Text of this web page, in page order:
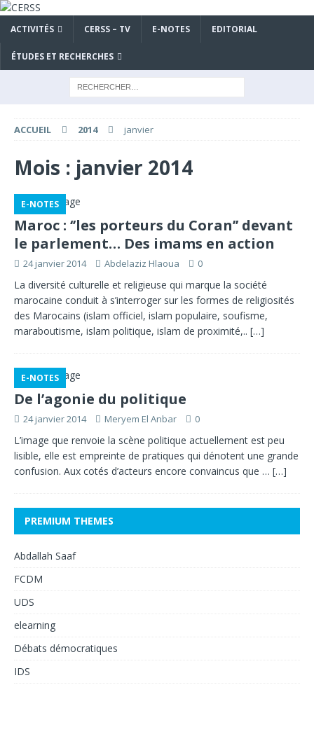
ACTIVITÉS CERSS – TV E-NOTES EDITORIAL
ÉTUDES ET RECHERCHES
ACCUEIL 2014 janvier
Mois : janvier 2014
E-NOTES
Maroc : ‘’les porteurs du Coran’’ devant
le parlement… Des imams en action
24 janvier 2014 Abdelaziz Hlaoua 0
La diversité culturelle et religieuse qui marque la société
marocaine conduit à s’interroger sur les formes de religiosités
des Marocains (islam officiel, islam populaire, soufisme,
maraboutisme, islam politique, islam de proximité,.. […]
E-NOTES
De l’agonie du politique
24 janvier 2014 Meryem El Anbar 0
L’image que renvoie la scène politique actuellement est peu
lisible, elle est empreinte de pratiques qui dénotent une grande
confusion. Aux cotés d’acteurs encore convaincus que … […]
PREMIUM THEMES
Abdallah Saaf
FCDM
UDS
elearning
Débats démocratiques
IDS